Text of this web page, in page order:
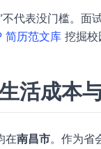
不代表没门槛。
简历范文库 挖掘校
活成本
在南昌市。作为省